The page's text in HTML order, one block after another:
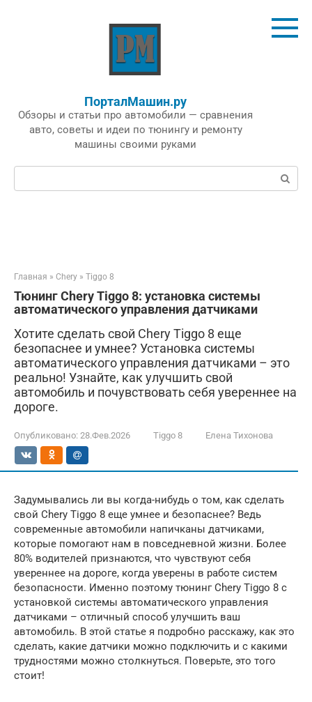
ПорталМашин.ру
Обзоры и статьи про автомобили — сравнения
авто, советы и идеи по тюнингу и ремонту
машины своими руками
Поиск:
Главная » Chery » Tiggo 8
Тюнинг Chery Tiggo 8: установка системы
автоматического управления датчиками
Хотите сделать свой Chery Tiggo 8 еще
безопаснее и умнее? Установка системы
автоматического управления датчиками – это
реально! Узнайте, как улучшить свой
автомобиль и почувствовать себя увереннее на
дороге.
Опубликовано: 28.Фев.2026 Tiggo 8 Елена Тихонова
Задумывались ли вы когда-нибудь о том, как сделать
свой Chery Tiggo 8 еще умнее и безопаснее? Ведь
современные автомобили напичканы датчиками,
которые помогают нам в повседневной жизни. Более
80% водителей признаются, что чувствуют себя
увереннее на дороге, когда уверены в работе систем
безопасности. Именно поэтому тюнинг Chery Tiggo 8 с
установкой системы автоматического управления
датчиками – отличный способ улучшить ваш
автомобиль. В этой статье я подробно расскажу, как это
сделать, какие датчики можно подключить и с какими
трудностями можно столкнуться. Поверьте, это того
стоит!